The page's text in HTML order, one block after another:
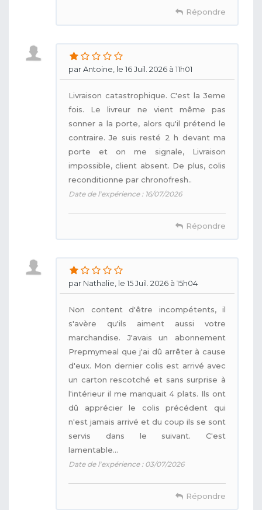
Répondre
par Antoine, le 16 Juil. 2026 à 11h01
Livraison catastrophique. C'est la 3eme
fois. Le livreur ne vient même pas
sonner a la porte, alors qu'il prétend le
contraire. Je suis resté 2 h devant ma
porte et on me signale, Livraison
impossible, client absent. De plus, colis
reconditionne par chronofresh..
Date de l'expérience : 16/07/2026
Répondre
par Nathalie, le 15 Juil. 2026 à 15h04
Non content d'être incompétents, il
s'avère qu'ils aiment aussi votre
marchandise. J'avais un abonnement
Prepmymeal que j'ai dû arrêter à cause
d'eux. Mon dernier colis est arrivé avec
un carton rescotché et sans surprise à
l'intérieur il me manquait 4 plats. Ils ont
dû apprécier le colis précédent qui
n'est jamais arrivé et du coup ils se sont
servis dans le suivant. C'est
lamentable...
Date de l'expérience : 03/07/2026
Répondre